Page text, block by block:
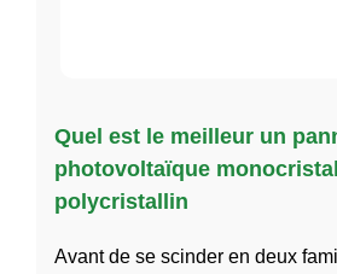
Quel est le meilleur un
photovoltaïque
polycristallin
Avant de se scinder en deux